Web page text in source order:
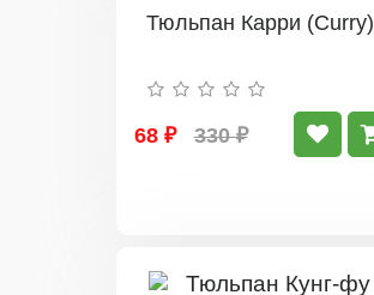
Тюльпан Карри (Curry)
68 ₽ 330 ₽